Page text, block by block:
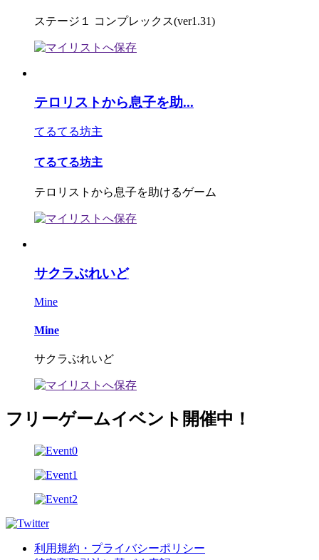
ステージ１ コンプレックス(ver1.31)
テロリストから息子を助...
てるてる坊主
てるてる坊主
テロリストから息子を助けるゲーム
サクラぶれいど
Mine
Mine
サクラぶれいど
フリーゲームイベント開催中！
利用規約・プライバシーポリシー